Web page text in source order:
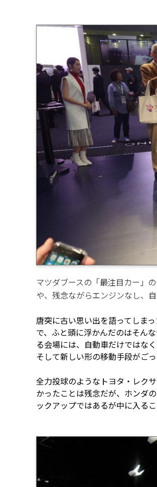
マツダブースの「最注目カー」
や、残念ながらエンジンなし、
唐突に古い思い出を語ってしま
で、ふと頭に浮かんだのはそん
る会場には、自動車だけではな
そして新しい形の移動手段がご
全力投球のようなトヨタ・レク
かったことは残念だが、ホンダ
ックアップではあるが中に入る